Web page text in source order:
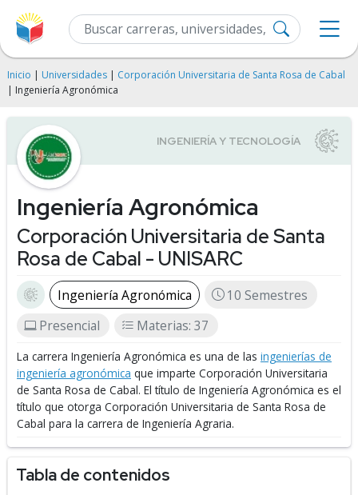
Inicio | Universidades | Corporación Universitaria de Santa Rosa de Cabal
| Ingeniería Agronómica
Ingeniería Agronómica
Corporación Universitaria de Santa
Rosa de Cabal - UNISARC
Ingeniería Agronómica
10 Semestres
Presencial
Materias: 37
La carrera Ingeniería Agronómica es una de las ingenierías de
ingeniería agronómica que imparte Corporación Universitaria
de Santa Rosa de Cabal. El título de Ingeniería Agronómica es el
título que otorga Corporación Universitaria de Santa Rosa de
Cabal para la carrera de Ingeniería Agraria.
Tabla de contenidos